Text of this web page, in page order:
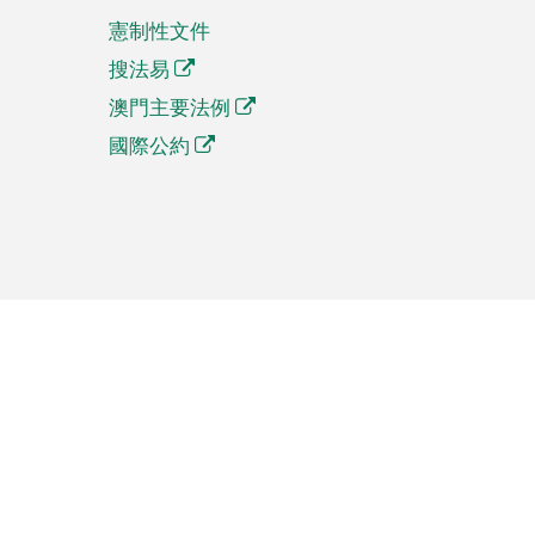
憲制性文件
搜法易
澳門主要法例
國際公約